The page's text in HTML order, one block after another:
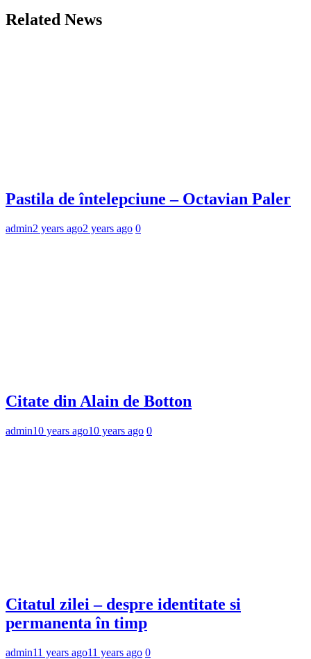
Related News
Pastila de întelepciune – Octavian Paler
admin2 years ago2 years ago 0
Citate din Alain de Botton
admin10 years ago10 years ago 0
Citatul zilei – despre identitate si
permanenta în timp
admin11 years ago11 years ago 0